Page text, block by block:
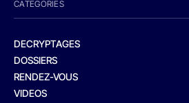
CATEGORIES
DECRYPTAGES
DOSSIERS
RENDEZ-VOUS
VIDEOS